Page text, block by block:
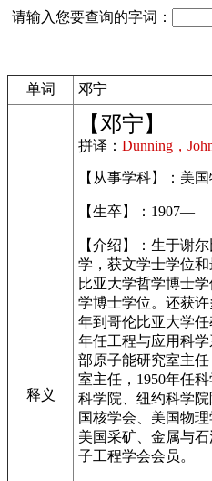
请输入您要查询的字词：
单词 邓宁
释义
【邓宁】
拼译： Dunning，
【从事学科】：美
【生卒】：1907—
【介绍】：生于谢
学，获文学士学位
比亚大学哲学博士
学博士学位。还获
年到哥伦比亚大学任
年任工程与应用科
部原子能研究室主
室主任，1950年任
科学院、纽约科学
国核学会、美国物
美国采矿、金属与
子工程学会会员。